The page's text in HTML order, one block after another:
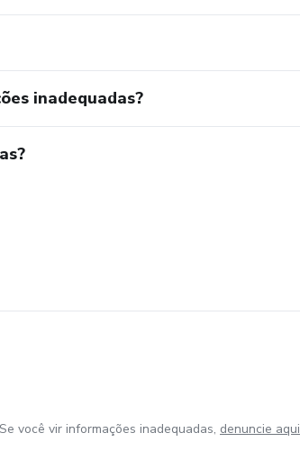
inadequadas?
você vir informações inadequadas, denuncie aqui